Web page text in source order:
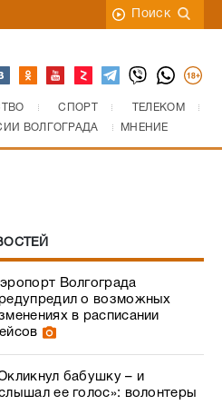
Поиск
СПОРТ
ТЕЛЕКОМ
ВОЛГОГРАДА МНЕНИЕ
Волгограда
о возможных
в расписании
бабушку – и
ее голос»: волонтеры